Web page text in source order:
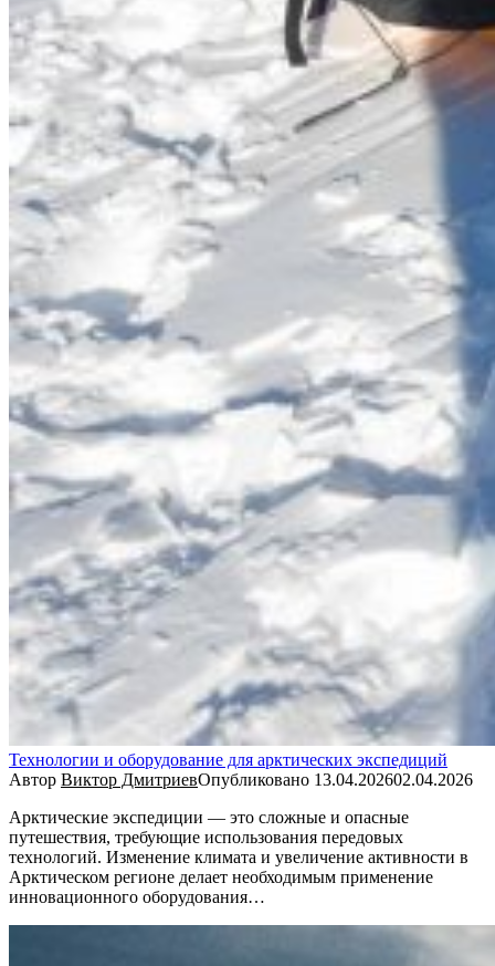
Технологии и оборудование для арктических экспедиций
Автор Виктор ДмитриевОпубликовано 13.04.202602.04.2026
Арктические экспедиции — это сложные и опасные
путешествия, требующие использования передовых
технологий. Изменение климата и увеличение активности в
Арктическом регионе делает необходимым применение
инновационного оборудования…